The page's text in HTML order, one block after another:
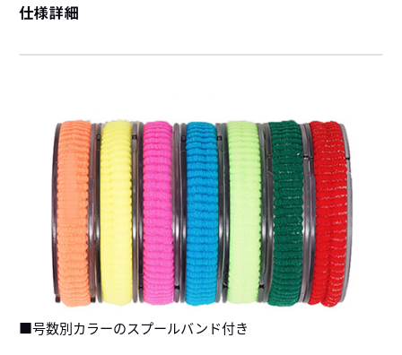
仕様詳細
■号数別カラーのスプールバンド付き